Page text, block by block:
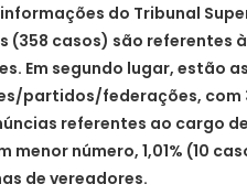
do Tribunal
(358 casos) são referentes
Em segundo lugar, estão
partidos/federações, com
referentes ao cargo
menor número, 1,01% (10
de vereadores.